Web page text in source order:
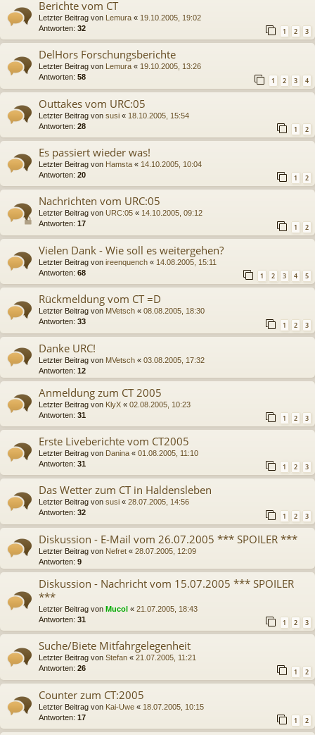
Berichte vom CT
Letzter Beitrag von Lemura « 19.10.2005, 19:02
Antworten: 32 1 2 3
DelHors Forschungsberichte
Letzter Beitrag von Lemura « 19.10.2005, 13:26
Antworten: 58 1 2 3 4
Outtakes vom URC:05
Letzter Beitrag von susi « 18.10.2005, 15:54
Antworten: 28 1 2
Es passiert wieder was!
Letzter Beitrag von Hamsta « 14.10.2005, 10:04
Antworten: 20 1 2
Nachrichten vom URC:05
Letzter Beitrag von URC:05 « 14.10.2005, 09:12
Antworten: 17 1 2
Vielen Dank - Wie soll es weitergehen?
Letzter Beitrag von ireenquench « 14.08.2005, 15:11
Antworten: 68 1 2 3 4 5
Rückmeldung vom CT =D
Letzter Beitrag von MVetsch « 08.08.2005, 18:30
Antworten: 33 1 2 3
Danke URC!
Letzter Beitrag von MVetsch « 03.08.2005, 17:32
Antworten: 12
Anmeldung zum CT 2005
Letzter Beitrag von KlyX « 02.08.2005, 10:23
Antworten: 31 1 2 3
Erste Liveberichte vom CT2005
Letzter Beitrag von Danina « 01.08.2005, 11:10
Antworten: 31 1 2 3
Das Wetter zum CT in Haldensleben
Letzter Beitrag von susi « 28.07.2005, 14:56
Antworten: 32 1 2 3
Diskussion - E-Mail vom 26.07.2005 *** SPOILER ***
Letzter Beitrag von Nefret « 28.07.2005, 12:09
Antworten: 9
Diskussion - Nachricht vom 15.07.2005 *** SPOILER
***
Letzter Beitrag von Mucol « 21.07.2005, 18:43
Antworten: 31 1 2 3
Suche/Biete Mitfahrgelegenheit
Letzter Beitrag von Stefan « 21.07.2005, 11:21
Antworten: 26 1 2
Counter zum CT:2005
Letzter Beitrag von Kai-Uwe « 18.07.2005, 10:15
Antworten: 17 1 2